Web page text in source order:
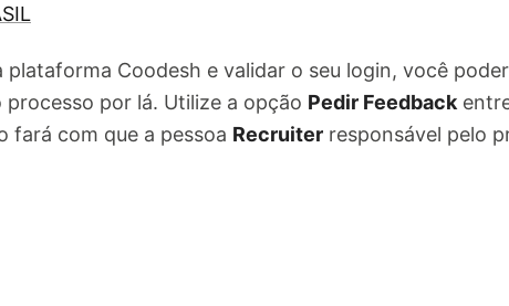
plataforma Coodesh e validar o seu login, você
por lá. Utilize a opção Pedir Feedback
fará com que a pessoa Recruiter responsável pelo